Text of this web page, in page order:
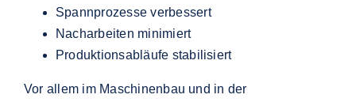
Spannprozesse verbessert
Nacharbeiten minimiert
Produktionsabläufe stabilisiert
Vor allem im Maschinenbau und in der